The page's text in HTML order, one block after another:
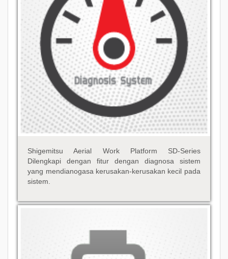
Shigemitsu Aerial Work Platform SD-Series
Dilengkapi dengan fitur dengan diagnosa sistem
yang mendianogasa kerusakan-kerusakan kecil pada
sistem.